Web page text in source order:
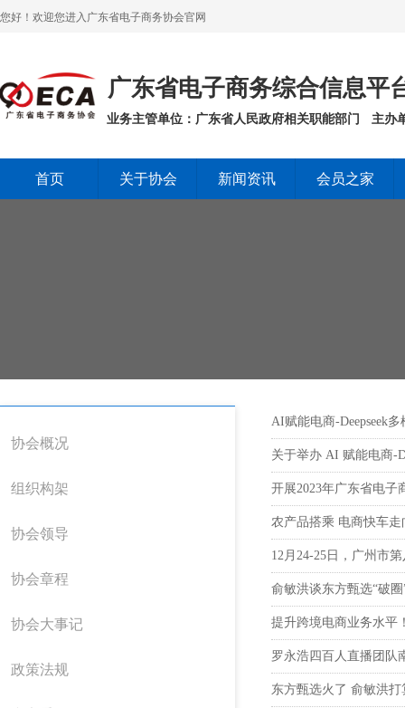
您好！欢迎您进入广东省电子商务协会官网
广东省电子商务综合信息
业务主管单位：广东省人民政府相关职能部门 主办
首页 关于协会 新闻资讯 会员之家
AI赋能电商-Deepseek
关于举办 AI 赋能电商-
开展2023年广东省电子
农产品搭乘 电商快车走
12月24-25日，广州市
俞敏洪谈东方甄选“破
提升跨境电商业务水平
罗永浩四百人直播团队
东方甄选火了 俞敏洪
协会概况
组织构架
协会领导
协会章程
协会大事记
政策法规
关于协会
协会概况 >
协会章程 >
协会领导 >
组织架构 >